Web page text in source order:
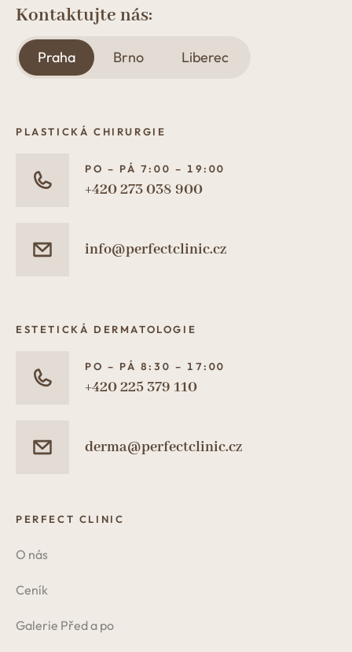
Kontaktujte nás:
Praha Brno Liberec
PLASTICKÁ CHIRURGIE
PO – PÁ 7:00 – 19:00
+420 273 038 900
info@perfectclinic.cz
ESTETICKÁ DERMATOLOGIE
PO – PÁ 8:30 – 17:00
+420 225 379 110
derma@perfectclinic.cz
PERFECT CLINIC
O nás
Ceník
Galerie Před a po